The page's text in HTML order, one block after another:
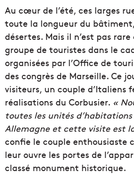
Au cœur de l’été, ces larges
toute la longueur du
désertes. Mais il n’est pas
groupe de touristes dans le
organisées par l’Office de
des congrès de Marseille. Ce
visiteurs, un couple d’Italiens
réalisations du Corbusier. «
toutes les unités
Allemagne et cette visite est
confie le couple enthousiaste
leur ouvre les portes de
classé monument historique.